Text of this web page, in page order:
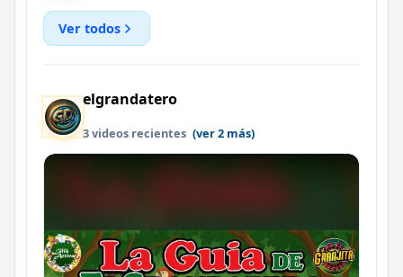
Ver todos
elgrandatero
3 videos recientes (ver 2 más)